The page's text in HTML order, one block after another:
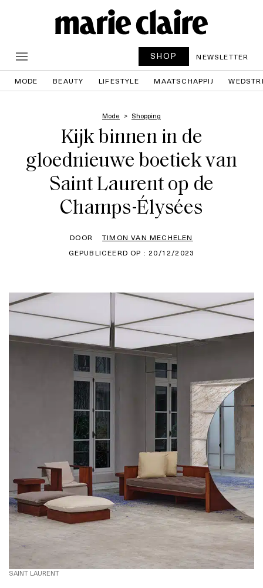
SHOP NEWSLETTER
MODE BEAUTY LIFESTYLE MAATSCHAPPIJ
Mode Shopping
Kijk binnen in de
gloednieuwe boetiek van
Saint Laurent op de
Champs-Élysées
DOOR
TIMON VAN MECHELEN
GEPUBLICEERD OP : 20/12/2023
SAINT LAURENT